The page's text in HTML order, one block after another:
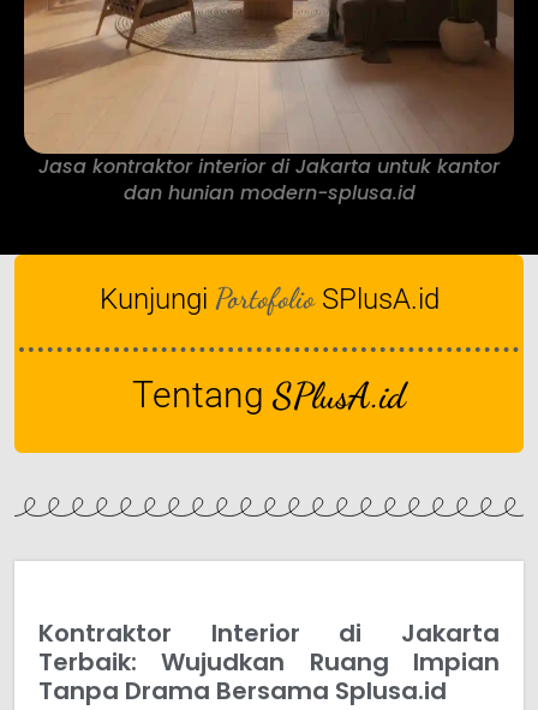
Jasa kontraktor interior di Jakarta untuk kantor
dan hunian modern-splusa.id
Kunjungi Portofolio SPlusA.id
Tentang SPlusA.id
Kontraktor Interior di Jakarta
Terbaik: Wujudkan Ruang Impian
Tanpa Drama Bersama Splusa.id